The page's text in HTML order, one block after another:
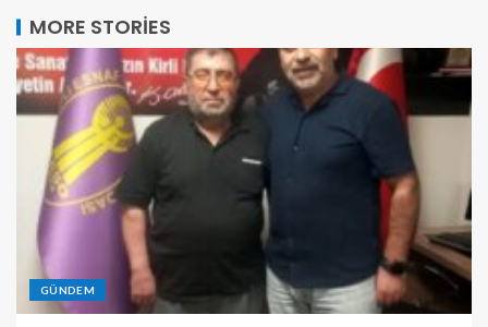
MORE STORIES
GÜNDEM